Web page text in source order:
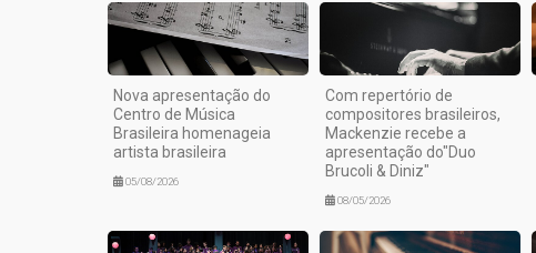
Nova apresentação do
Centro de Música
Brasileira homenageia
artista brasileira
05/08/2026
Com repertório de
compositores brasileiros,
Mackenzie recebe a
apresentação do"Duo
Brucoli & Diniz"
08/05/2026